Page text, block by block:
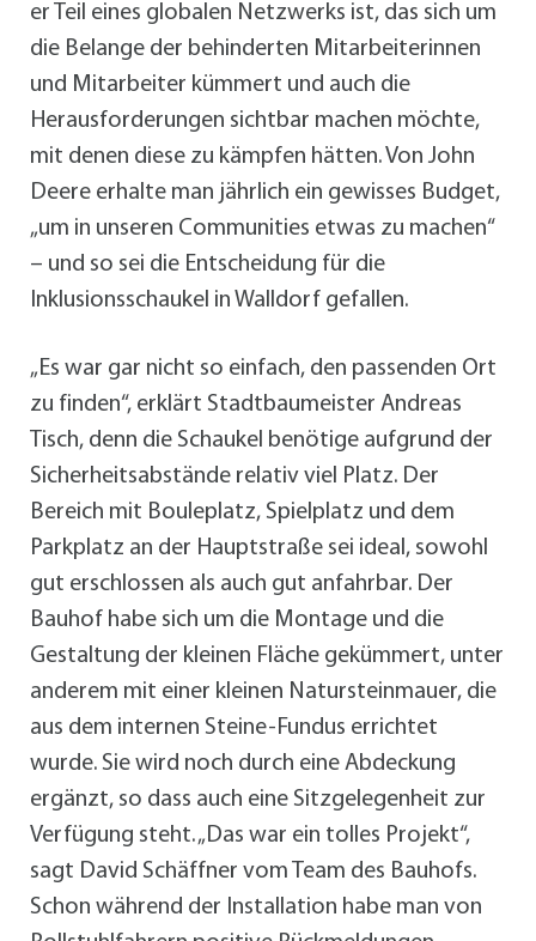
er Teil eines globalen Netzwerks ist, das sich um
die Belange der behinderten Mitarbeiterinnen
und Mitarbeiter kümmert und auch die
Herausforderungen sichtbar machen möchte,
mit denen diese zu kämpfen hätten. Von John
Deere erhalte man jährlich ein gewisses Budget,
„um in unseren Communities etwas zu machen“
– und so sei die Entscheidung für die
Inklusionsschaukel in Walldorf gefallen.
„Es war gar nicht so einfach, den passenden Ort
zu finden“, erklärt Stadtbaumeister Andreas
Tisch, denn die Schaukel benötige aufgrund der
Sicherheitsabstände relativ viel Platz. Der
Bereich mit Bouleplatz, Spielplatz und dem
Parkplatz an der Hauptstraße sei ideal, sowohl
gut erschlossen als auch gut anfahrbar. Der
Bauhof habe sich um die Montage und die
Gestaltung der kleinen Fläche gekümmert, unter
anderem mit einer kleinen Natursteinmauer, die
aus dem internen Steine-Fundus errichtet
wurde. Sie wird noch durch eine Abdeckung
ergänzt, so dass auch eine Sitzgelegenheit zur
Verfügung steht. „Das war ein tolles Projekt“,
sagt David Schäffner vom Team des Bauhofs.
Schon während der Installation habe man von